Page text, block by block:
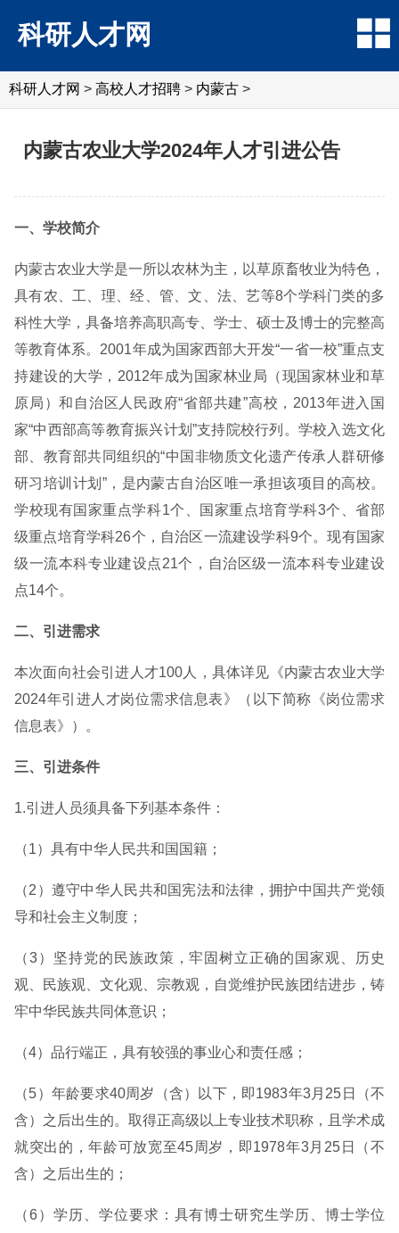
科研人才网
科研人才网 > 高校人才招聘 > 内蒙古 >
内蒙古农业大学2024年人才引进公告
一、学校简介
内蒙古农业大学是一所以农林为主，以草原畜牧业为特色，
具有农、工、理、经、管、文、法、艺等8个学科门类的多
科性大学，具备培养高职高专、学士、硕士及博士的完整高
等教育体系。2001年成为国家西部大开发“一省一校”重点支
持建设的大学，2012年成为国家林业局（现国家林业和草
原局）和自治区人民政府“省部共建”高校，2013年进入国
家“中西部高等教育振兴计划”支持院校行列。学校入选文化
部、教育部共同组织的“中国非物质文化遗产传承人群研修
研习培训计划”，是内蒙古自治区唯一承担该项目的高校。
学校现有国家重点学科1个、国家重点培育学科3个、省部
级重点培育学科26个，自治区一流建设学科9个。现有国家
级一流本科专业建设点21个，自治区级一流本科专业建设
点14个。
二、引进需求
本次面向社会引进人才100人，具体详见《内蒙古农业大学
2024年引进人才岗位需求信息表》（以下简称《岗位需求
信息表》）。
三、引进条件
1.引进人员须具备下列基本条件：
（1）具有中华人民共和国国籍；
（2）遵守中华人民共和国宪法和法律，拥护中国共产党领
导和社会主义制度；
（3）坚持党的民族政策，牢固树立正确的国家观、历史
观、民族观、文化观、宗教观，自觉维护民族团结进步，铸
牢中华民族共同体意识；
（4）品行端正，具有较强的事业心和责任感；
（5）年龄要求40周岁（含）以下，即1983年3月25日（不
含）之后出生的。取得正高级以上专业技术职称，且学术成
就突出的，年龄可放宽至45周岁，即1978年3月25日（不
含）之后出生的；
（6）学历、学位要求：具有博士研究生学历、博士学位